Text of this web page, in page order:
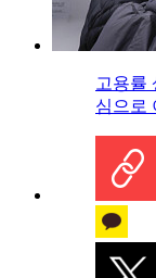
고용률
심으로